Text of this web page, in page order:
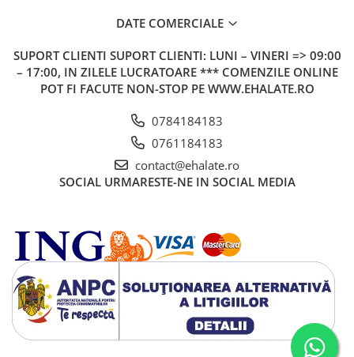
DATE COMERCIALE
SUPORT CLIENTI SUPORT CLIENTI: LUNI – VINERI => 09:00
– 17:00, IN ZILELE LUCRATOARE *** COMENZILE ONLINE
POT FI FACUTE NON-STOP PE WWW.EHALATE.RO
0784184183
0761184183
contact@ehalate.ro
SOCIAL URMARESTE-NE IN SOCIAL MEDIA